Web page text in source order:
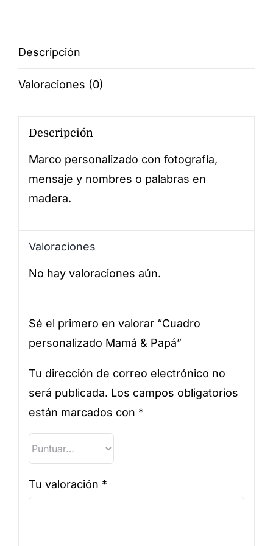
Papá
Descripción
Valoraciones (0)
Descripción
Marco personalizado con fotografía,
mensaje y nombres o palabras en
madera.
Valoraciones
No hay valoraciones aún.
Sé el primero en valorar “Cuadro
personalizado Mamá & Papá”
Tu dirección de correo electrónico no
será publicada. Los campos obligatorios
están marcados con *
Tu valoración *